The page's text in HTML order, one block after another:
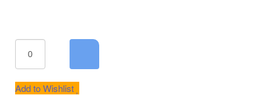
Add to Wishlist